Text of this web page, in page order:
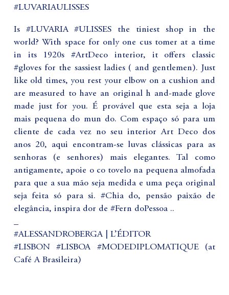
#LUVARIAULISSES
Is #LUVARIA #ULISSES the tiniest shop in the
world? With space for only one cus tomer at a time
in its 1920s #ArtDeco interior, it offers classic
#gloves for the sassiest ladies ( and gentlemen). Just
like old times, you rest your elbow on a cushion and
are measured to have an original h and-made glove
made just for you. É provável que esta seja a loja
mais pequena do mun do. Com espaço só para um
cliente de cada vez no seu interior Art Deco dos
anos 20, aqui encontram-se luvas clássicas para as
senhoras (e senhores) mais elegantes. Tal como
antigamente, apoie o co tovelo na pequena almofada
para que a sua mão seja medida e uma peça original
seja feita só para si. #Chia do, pensão paixão de
elegância, inspira dor de #Fern doPessoa ..
#ALESSANDROBERGA | L’ÉDITOR
#LISBON #LISBOA #MODEDIPLOMATIQUE (at
Café A Brasileira)